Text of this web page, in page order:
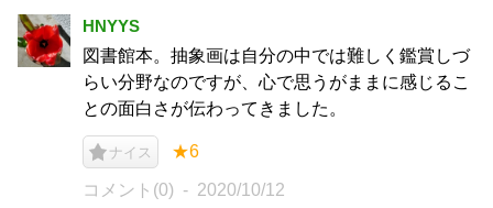
HNYYS
図書館本。抽象画は自分の中では難しく鑑賞しづ
らい分野なのですが、心で思うがままに感じるこ
との面白さが伝わってきました。
ナイス ★6
コメント(0) 2020/10/12